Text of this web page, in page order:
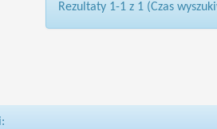
Rezultaty 1-1 z 1 (Czas